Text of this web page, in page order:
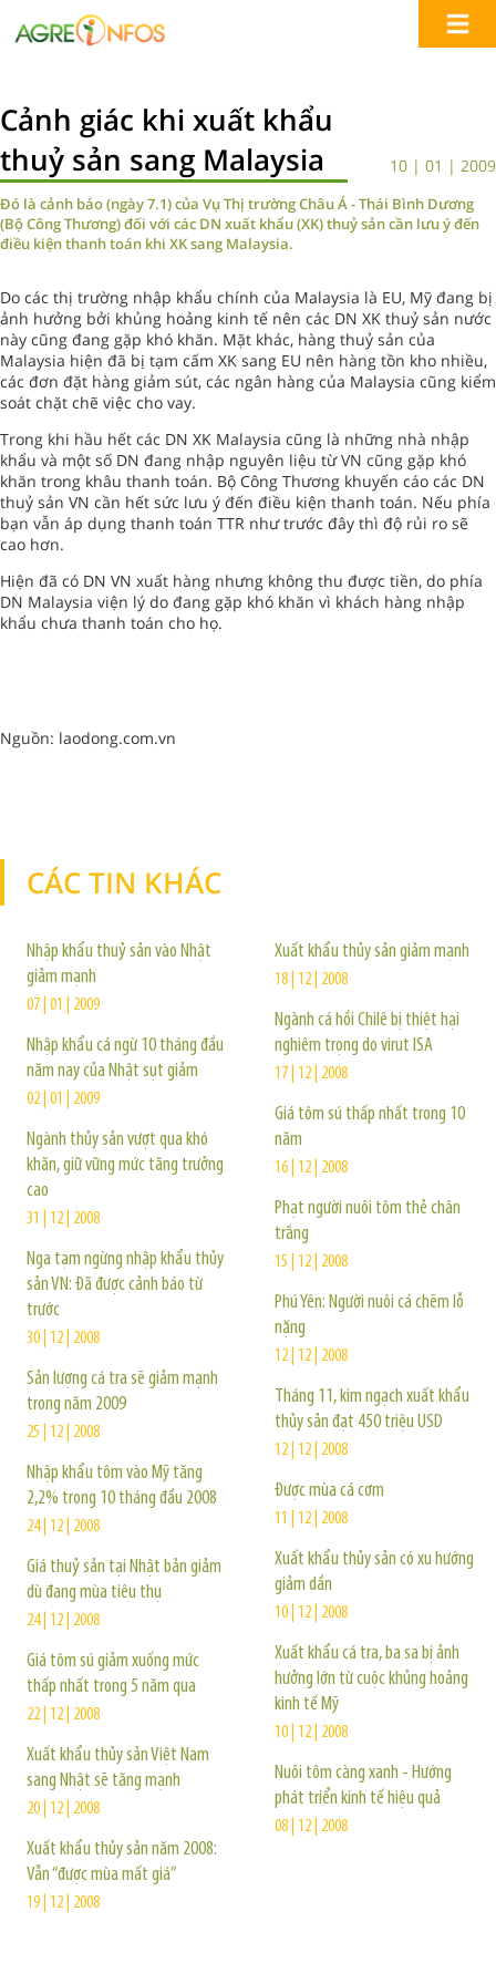
Cảnh giác khi xuất khẩu
thuỷ sản sang Malaysia
10 | 01 | 2009
Đó là cảnh báo (ngày 7.1) của Vụ Thị trường Châu Á - Thái Bình Dương
(Bộ Công Thương) đối với các DN xuất khẩu (XK) thuỷ sản cần lưu ý đến
điều kiện thanh toán khi XK sang Malaysia.
Do các thị trường nhập khẩu chính của Malaysia là EU, Mỹ đang bị
ảnh hưởng bởi khủng hoảng kinh tế nên các DN XK thuỷ sản nước
này cũng đang gặp khó khăn. Mặt khác, hàng thuỷ sản của
Malaysia hiện đã bị tạm cấm XK sang EU nên hàng tồn kho nhiều,
các đơn đặt hàng giảm sút, các ngân hàng của Malaysia cũng kiểm
soát chặt chẽ việc cho vay.
Trong khi hầu hết các DN XK Malaysia cũng là những nhà nhập
khẩu và một số DN đang nhập nguyên liệu từ VN cũng gặp khó
khăn trong khâu thanh toán. Bộ Công Thương khuyến cáo các DN
thuỷ sản VN cần hết sức lưu ý đến điều kiện thanh toán. Nếu phía
bạn vẫn áp dụng thanh toán TTR như trước đây thì độ rủi ro sẽ
cao hơn.
Hiện đã có DN VN xuất hàng nhưng không thu được tiền, do phía
DN Malaysia viện lý do đang gặp khó khăn vì khách hàng nhập
khẩu chưa thanh toán cho họ.
Nguồn: laodong.com.vn
CÁC TIN KHÁC
Nhập khẩu thuỷ sản vào Nhật
giảm mạnh
07 | 01 | 2009
Nhập khẩu cá ngừ 10 tháng đầu
năm nay của Nhật sụt giảm
02 | 01 | 2009
Ngành thủy sản vượt qua khó
khăn, giữ vững mức tăng trưởng
cao
31 | 12 | 2008
Nga tạm ngừng nhập khẩu thủy
sản VN: Đã được cảnh báo từ
trước
30 | 12 | 2008
Sản lượng cá tra sẽ giảm mạnh
trong năm 2009
25 | 12 | 2008
Nhập khẩu tôm vào Mỹ tăng
2,2% trong 10 tháng đầu 2008
24 | 12 | 2008
Giá thuỷ sản tại Nhật bản giảm
dù đang mùa tiêu thụ
24 | 12 | 2008
Giá tôm sú giảm xuống mức
thấp nhất trong 5 năm qua
22 | 12 | 2008
Xuất khẩu thủy sản Việt Nam
sang Nhật sẽ tăng mạnh
20 | 12 | 2008
Xuất khẩu thủy sản năm 2008:
Vẫn “được mùa mất giá”
19 | 12 | 2008
Xuất khẩu thủy sản giảm mạnh
18 | 12 | 2008
Ngành cá hồi Chilê bị thiệt hại
nghiêm trọng do virut ISA
17 | 12 | 2008
Giá tôm sú thấp nhất trong 10
năm
16 | 12 | 2008
Phạt người nuôi tôm thẻ chân
trắng
15 | 12 | 2008
Phú Yên: Người nuôi cá chẽm lỗ
nặng
12 | 12 | 2008
Tháng 11, kim ngạch xuất khẩu
thủy sản đạt 450 triệu USD
12 | 12 | 2008
Được mùa cá cơm
11 | 12 | 2008
Xuất khẩu thủy sản có xu hướng
giảm dần
10 | 12 | 2008
Xuất khẩu cá tra, ba sa bị ảnh
hưởng lớn từ cuộc khủng hoảng
kinh tế Mỹ
10 | 12 | 2008
Nuôi tôm càng xanh - Hướng
phát triển kinh tế hiệu quả
08 | 12 | 2008